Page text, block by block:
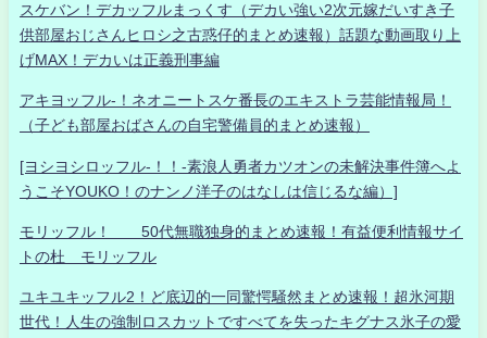
スケバン！デカッフルまっくす（デカい強い2次元嫁だいすき子
供部屋おじさんヒロシ之古惑仔的まとめ速報）話題な動画取り上
げMAX！デカいは正義刑事編
アキヨッフル-！ネオニートスケ番長のエキストラ芸能情報局！
（子ども部屋おばさんの自宅警備員的まとめ速報）
[ヨシヨシロッフル-！！-素浪人勇者カツオンの未解決事件簿へよ
うこそYOUKO！のナンノ洋子のはなしは信じるな編）]
モリッフル！ 50代無職独身的まとめ速報！有益便利情報サイ
トの杜 モリッフル
ユキユキッフル2！ど底辺的一同驚愕騒然まとめ速報！超氷河期
世代！人生の強制ロスカットですべてを失ったキグナス氷子の愛